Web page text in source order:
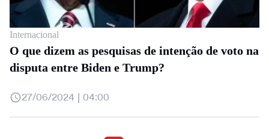
Internacional
O que dizem as pesquisas de intenção de voto na
disputa entre Biden e Trump?
27/06/2024 | 04:00